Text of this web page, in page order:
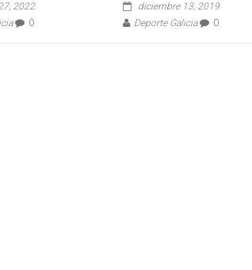
2022
0
diciembre 13, 2019
Deporte Galicia
0